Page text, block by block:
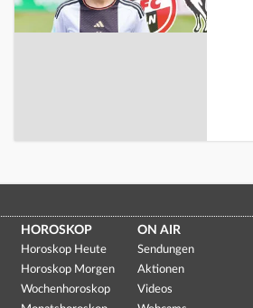
HOROSKOP
Horoskop Heute
Horoskop Morgen
Wochenhoroskop
ON AIR
Sendungen
Aktionen
Videos